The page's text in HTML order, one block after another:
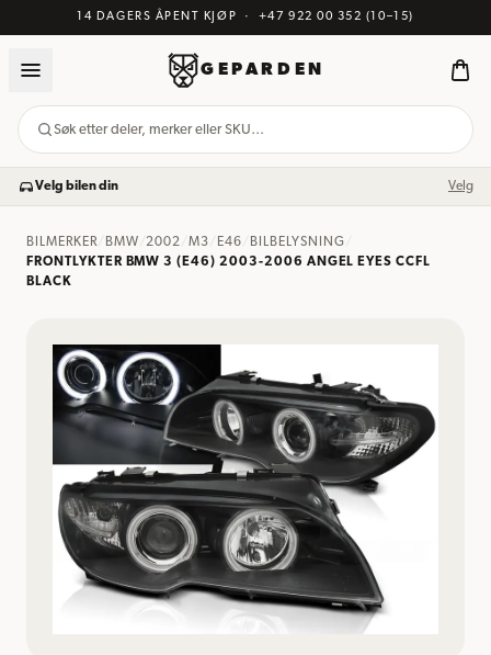
14 DAGERS ÅPENT KJØP · +47 922 00 352 (10–15)
GEPARDEN
Søk etter deler, merker eller SKU…
Velg bilen din Velg
BILMERKER/ BMW /2002 /M3 E46 BILBELYSNING
FRONTLYKTER BMW 3 (E46) 2003-2006 ANGEL EYES CCFL
BLACK